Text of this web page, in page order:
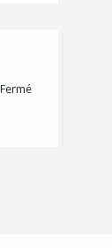
Fermé